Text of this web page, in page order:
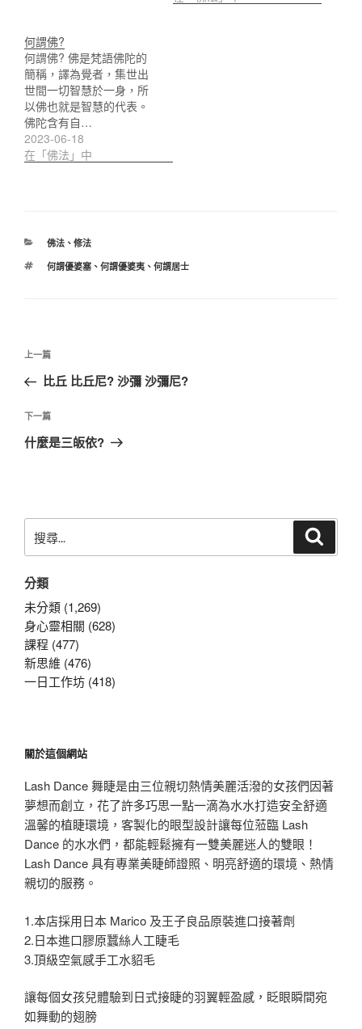
何謂佛?
何謂佛? 佛是梵語佛陀的
簡稱，譯為覺者，集世出
世間一切智慧於一身，所
以佛也就是智慧的代表。
佛陀含有自…
2023-06-18
在「佛法」中
分
佛法、 修法
標
何謂優婆塞、 何謂優婆夷、 何謂居士
文
導
覽
上
一
文
章
上一篇
比丘 比丘尼? 沙彌 沙彌尼?
下
一
下一篇
什麼是三皈依?
尋
鍵
字:
分類
未分類 (1,269)
身心靈相關 (628)
課程 (477)
新思維 (476)
一日工作坊 (418)
關於這個網站
Lash Dance 舞睫是由三位親切熱情美麗活潑的女孩們因著
夢想而創立，花了許多巧思一點一滴為水水打造安全舒適
溫馨的植睫環境，客製化的眼型設計讓每位蒞臨 Lash
Dance 的水水們，都能輕鬆擁有一雙美麗迷人的雙眼！
Lash Dance 具有專業美睫師證照、明亮舒適的環境、熱情
親切的服務。
1.本店採用日本 Marico 及王子良品原裝進口接著劑
2.日本進口膠原蠶絲人工睫毛
3.頂級空氣感手工水貂毛
讓每個女孩兒體驗到日式接睫的羽翼輕盈感，眨眼瞬間宛
如舞動的翅膀